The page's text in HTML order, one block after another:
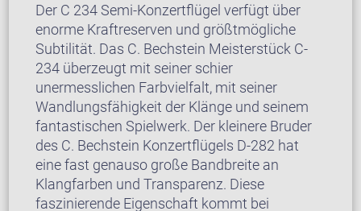
Der C 234 Semi-Konzertflügel verfügt über
enorme Kraftreserven und größtmögliche
Subtilität. Das C. Bechstein Meisterstück C-
234 überzeugt mit seiner schier
unermesslichen Farbvielfalt, mit seiner
Wandlungsfähigkeit der Klänge und seinem
fantastischen Spielwerk. Der kleinere Bruder
des C. Bechstein Konzertflügels D-282 hat
eine fast genauso große Bandbreite an
Klangfarben und Transparenz. Diese
faszinierende Eigenschaft kommt bei